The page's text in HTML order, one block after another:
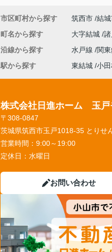
市区町村から探す 筑西市 結
町名から探す
大字結城 諸
沿線から探す
水戸線 関
駅から探す
東結城 小
株式会社日進ホーム 玉戸
〒308-0847
茨城県筑西市玉戸1018-35 とりせ
営業時間： 9:00～19:00
定休日： 水曜日
お問い合わせ